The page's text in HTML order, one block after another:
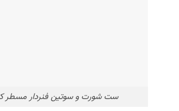
ست شورت و سوتین فنردار مسطر کد